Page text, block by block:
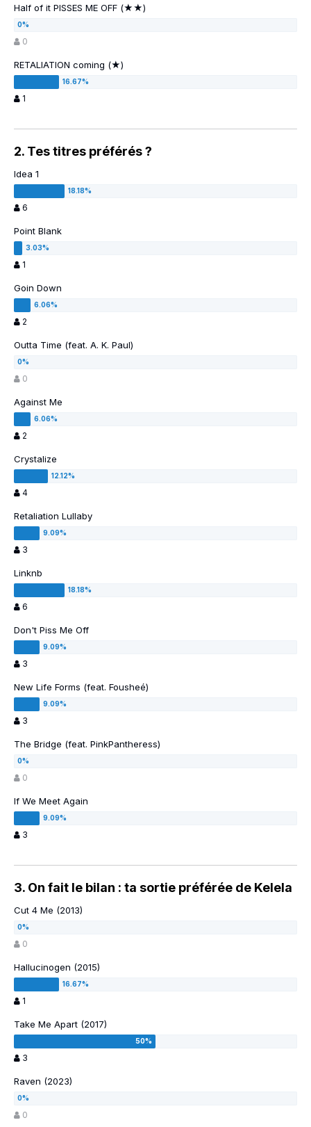
Half of it PISSES ME OFF (★★)
0
RETALIATION coming (★)
1
2. Tes titres préférés ?
Idea 1
6
Point Blank
1
Goin Down
2
Outta Time (feat. A. K. Paul)
0
Against Me
2
Crystalize
4
Retaliation Lullaby
3
Linknb
6
Don't Piss Me Off
3
New Life Forms (feat. Fousheé)
3
The Bridge (feat. PinkPantheress)
0
If We Meet Again
3
3. On fait le bilan : ta sortie préférée de Kelela
Cut 4 Me (2013)
0
Hallucinogen (2015)
1
Take Me Apart (2017)
3
Raven (2023)
0